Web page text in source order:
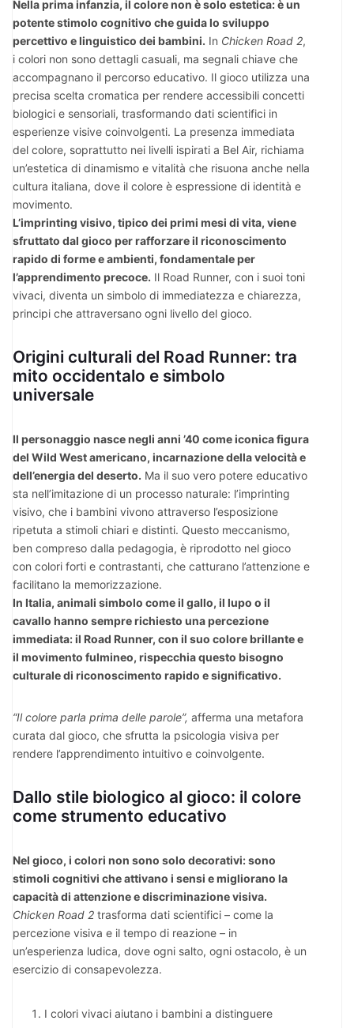
Nella prima infanzia, il colore non è solo estetica: è un
potente stimolo cognitivo che guida lo sviluppo
percettivo e linguistico dei bambini. In Chicken Road 2,
i colori non sono dettagli casuali, ma segnali chiave che
accompagnano il percorso educativo. Il gioco utilizza una
precisa scelta cromatica per rendere accessibili concetti
biologici e sensoriali, trasformando dati scientifici in
esperienze visive coinvolgenti. La presenza immediata
del colore, soprattutto nei livelli ispirati a Bel Air, richiama
un’estetica di dinamismo e vitalità che risuona anche nella
cultura italiana, dove il colore è espressione di identità e
movimento.
L’imprinting visivo, tipico dei primi mesi di vita, viene
sfruttato dal gioco per rafforzare il riconoscimento
rapido di forme e ambienti, fondamentale per
l’apprendimento precoce. Il Road Runner, con i suoi toni
vivaci, diventa un simbolo di immediatezza e chiarezza,
principi che attraversano ogni livello del gioco.
Origini culturali del Road Runner: tra
mito occidentalo e simbolo
universale
Il personaggio nasce negli anni ’40 come iconica figura
del Wild West americano, incarnazione della velocità e
dell’energia del deserto. Ma il suo vero potere educativo
sta nell’imitazione di un processo naturale: l’imprinting
visivo, che i bambini vivono attraverso l’esposizione
ripetuta a stimoli chiari e distinti. Questo meccanismo,
ben compreso dalla pedagogia, è riprodotto nel gioco
con colori forti e contrastanti, che catturano l’attenzione e
facilitano la memorizzazione.
In Italia, animali simbolo come il gallo, il lupo o il
cavallo hanno sempre richiesto una percezione
immediata: il Road Runner, con il suo colore brillante e
il movimento fulmineo, rispecchia questo bisogno
culturale di riconoscimento rapido e significativo.
“Il colore parla prima delle parole”, afferma una metafora
curata dal gioco, che sfrutta la psicologia visiva per
rendere l’apprendimento intuitivo e coinvolgente.
Dallo stile biologico al gioco: il colore
come strumento educativo
Nel gioco, i colori non sono solo decorativi: sono
stimoli cognitivi che attivano i sensi e migliorano la
capacità di attenzione e discriminazione visiva.
Chicken Road 2 trasforma dati scientifici – come la
percezione visiva e il tempo di reazione – in
un’esperienza ludica, dove ogni salto, ogni ostacolo, è un
esercizio di consapevolezza.
I colori vivaci aiutano i bambini a distinguere